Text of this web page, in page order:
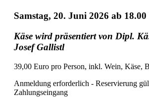
Samstag, 20. Juni 2026 ab
Käse wird präsentiert von Dipl.
Josef Gallistl
39,00 Euro pro Person, inkl. Wein, Käse,
Anmeldung erforderlich - Reservierung
Zahlungseingang